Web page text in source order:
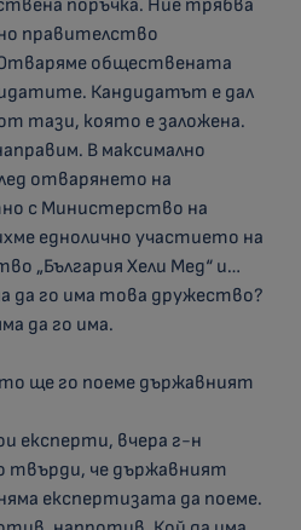
поръчка. Ние трябва
правителство
обществената
Кандидатът е дал
тази, която е заложена.
В максимално
отварянето на
с Министерство на
еднолично участието на
„България Хели Мед“ и…
да го има това дружество?
да го има.
ще го поеме държавният
експерти, вчера г-н
твърди, че държавният
експертизата да поеме.